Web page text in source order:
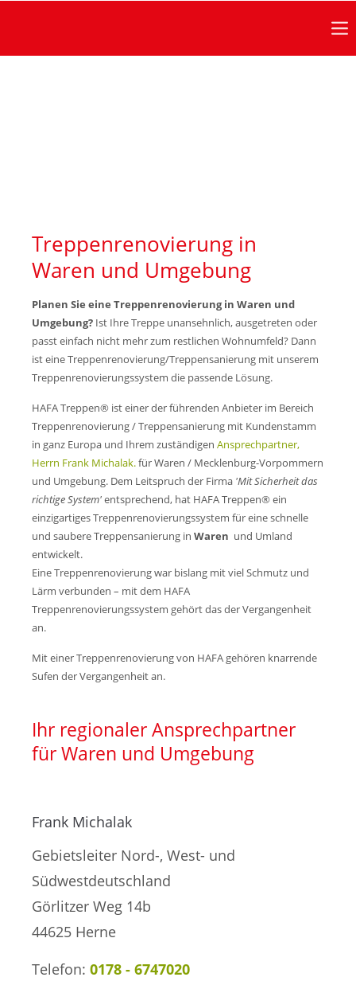
Bürozeiten
Mo-Do: 7 - 17 Uhr
Fr: 7 - 15:45 Uhr
Wir freuen uns auf Ihren Anruf oder Besuch.
Anschrift/Kontakt
HAFA Treppen GmbH
Pfarrberg 17
08371 Meerane
+49 3764 18 57 44
verkauf@hafa-treppen.de
Treppensanierung
Treppenrenovierung in
Waren und Umgebung
Planen Sie eine Treppenrenovierung in Waren und
Umgebung? Ist Ihre Treppe unansehnlich, ausgetreten oder
passt einfach nicht mehr zum restlichen Wohnumfeld? Dann
ist eine Treppenrenovierung/Treppensanierung mit unserem
Treppenrenovierungssystem die passende Lösung.
HAFA Treppen® ist einer der führenden Anbieter im Bereich
Treppenrenovierung / Treppensanierung mit Kundenstamm
in ganz Europa und Ihrem zuständigen Ansprechpartner,
Herrn Frank Michalak.für Waren / Mecklenburg-Vorpommern
und Umgebung. Dem Leitspruch der Firma 'Mit Sicherheit das
richtige System'entsprechend, hat HAFA Treppen® ein
einzigartiges Treppenrenovierungssystem für eine schnelle
und saubere Treppensanierung in Waren und Umland
entwickelt.
Eine Treppenrenovierung war bislang mit viel Schmutz und
Lärm verbunden – mit dem HAFA
Treppenrenovierungssystem gehört das der Vergangenheit
an.
Mit einer Treppenrenovierung von HAFA gehören knarrende
Sufen der Vergangenheit an.
Ihr regionaler Ansprechpartner
für Waren und Umgebung
Frank Michalak
Gebietsleiter Nord-, West- und
Südwestdeutschland
Görlitzer Weg 14b
44625 Herne
Telefon: 0178 - 6747020